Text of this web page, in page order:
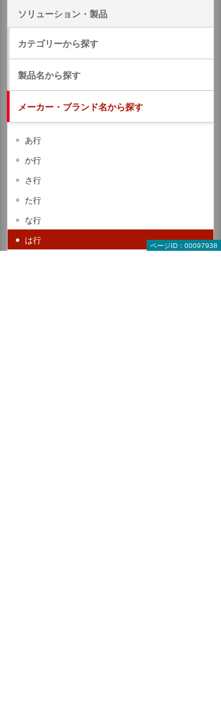
ページID：00097938
ソリューション・製品
カテゴリーから探す
製品名から探す
メーカー・ブランド名から探す
あ行
か行
さ行
た行
な行
は行